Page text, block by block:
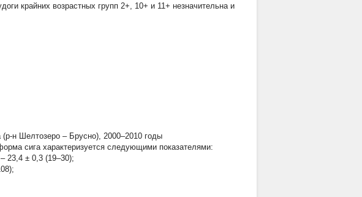
крайних возрастных групп 2+, 10+ и 11+ незначительна и
(р-н Шелтозеро – Брусно), 2000–2010 годы
сига характеризуется следующими показателями:
23,4 ± 0,3 (19–30);